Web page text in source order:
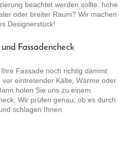
beachtet werden sollte: hohe
oder breiter Raum? Wir machen
Designerstück!
Fassadencheck
Fassade noch richtig dämmt
eintretender Kälte, Wärme oder
holen Sie uns zu einem
Wir prüfen genau, ob es durch
schlagen Ihnen